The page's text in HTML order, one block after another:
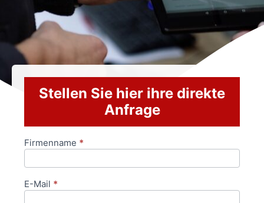
Stellen Sie hier ihre direkte
Anfrage
Anfrageformular
Firmenname *
E-Mail *